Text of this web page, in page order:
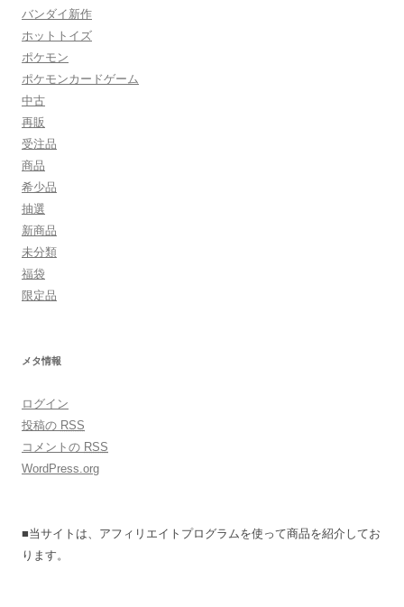
バンダイ新作
ホットトイズ
ポケモン
ポケモンカードゲーム
中古
再販
受注品
商品
希少品
抽選
新商品
未分類
福袋
限定品
メタ情報
ログイン
投稿の RSS
コメントの RSS
WordPress.org
■当サイトは、アフィリエイトプログラムを使って商品を紹介してお
ります。